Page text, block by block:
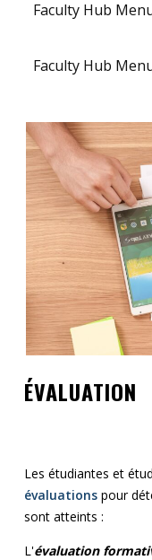
Faculty Hub
Faculty Hub
ÉVALUATION
Les étudiantes et
évaluationspour
sont atteints :
L'évaluation